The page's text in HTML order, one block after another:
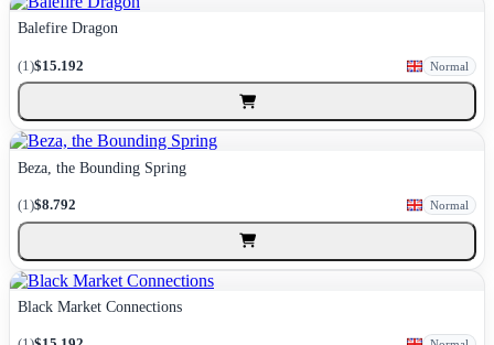
Balefire Dragon
(1)$15.192 Normal
Beza, the Bounding Spring
(1)$8.792 Normal
Black Market Connections